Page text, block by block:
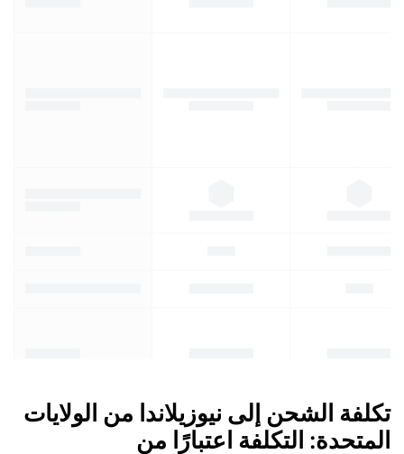
تكلفة الشحن إلى نيوزيلاندا من الولايات
المتحدة: التكلفة اعتبارًا من